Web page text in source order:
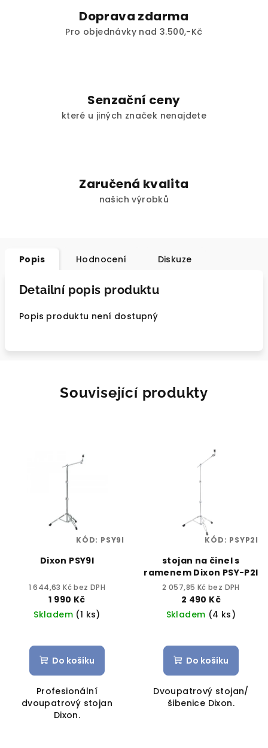
Doprava zdarma
Pro objednávky nad 3.500,-Kč
Senzační ceny
které u jiných značek nenajdete
Zaručená kvalita
našich výrobků
Popis Hodnocení Diskuze
Detailní popis produktu
Popis produktu není dostupný
Související produkty
Dixon PSY9I
1 644,63 Kč bez DPH
1 990 Kč
Skladem (1 ks)
Do košíku
Profesionální
dvoupatrový stojan
Dixon.
KÓD: PSY9I
stojan na činel s
ramenem Dixon PSY-P2I
2 057,85 Kč bez DPH
2 490 Kč
Skladem (4 ks)
Do košíku
Dvoupatrový stojan/
šibenice Dixon.
KÓD: PSYP2I